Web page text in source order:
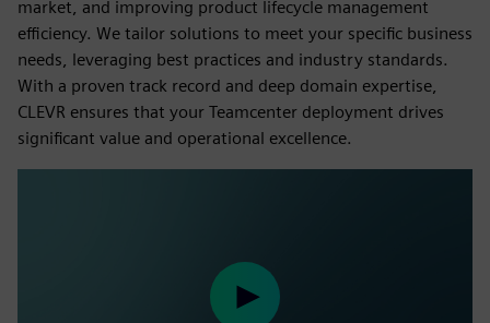
market, and improving product lifecycle management
efficiency. We tailor solutions to meet your specific business
needs, leveraging best practices and industry standards.
With a proven track record and deep domain expertise,
CLEVR ensures that your Teamcenter deployment drives
significant value and operational excellence.
Play